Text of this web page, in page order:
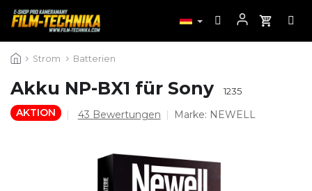
Inhalt Strom Batterien
Akku NP-BX1 für Sony 1235
AKTION
Die
43 Bewertungen Marke: NEWELL